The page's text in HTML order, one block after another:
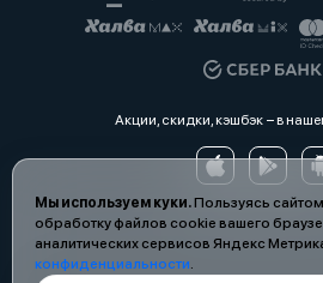
Мы используем куки.Пользуясь
обработку файлов cookie вашего
аналитических сервисов Яндекс
конфиденциальности.
Акции, скидки, кэшбэк − в